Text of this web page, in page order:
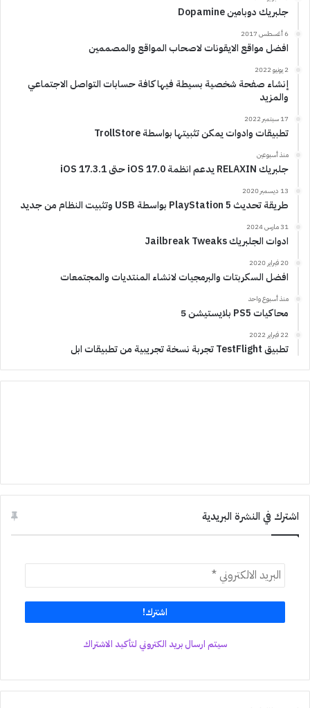
جلبريك دوبامين Dopamine
6 أغسطس 2017
افضل مواقع الايقونات لاصحاب المواقع والمصممين
2 يونيو 2022
إنشاء صفحة شخصية بسيطة فيها كافة حسابات التواصل الاجتماعي
والمزيد
17 سبتمبر 2022
تطبيقات وادوات يمكن تثبيتها بواسطة TrollStore
منذ أسبوعين
جلبريك RELAXIN يدعم انظمة iOS 17.0 حتى iOS 17.3.1
13 ديسمبر 2020
طريقة تحديث PlayStation 5 بواسطة USB وتثبيت النظام من جديد
31 مارس 2024
ادوات الجلبريك Jailbreak Tweaks
20 فبراير 2020
افضل السكربتات والبرمجيات لانشاء المنتديات والمجتمعات
منذ أسبوع واحد
محاكيات PS5 بلايستيشن 5
22 فبراير 2022
تطبيق TestFlight تجربة نسخة تجريبية من تطبيقات ابل
اشترك في النشرة البريدية
سيتم ارسال بريد الكتروني لتأكيد الاشتراك